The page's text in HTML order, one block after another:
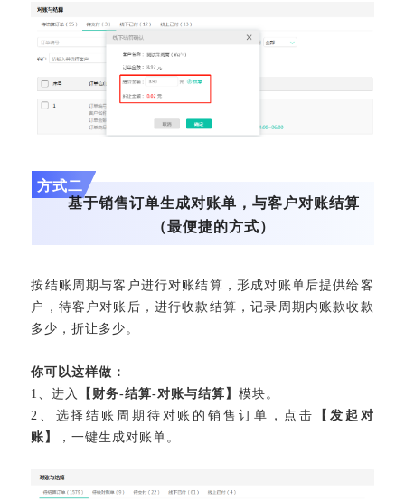
方式二
基于销售订单生成对账单，与客户对账结算
（最便捷的方式）
按结账周期与客户进行对账结算，形成对账单后提供给客
户，待客户对账后，进行收款结算，记录周期内账款收款
多少，折让多少。
你可以这样做：
1 、进入 【财务-结算-对账与结算】模块。
2 、 选择结账周期待对账的销售订单，点击
【发起对
账】
，一键生成对账单。